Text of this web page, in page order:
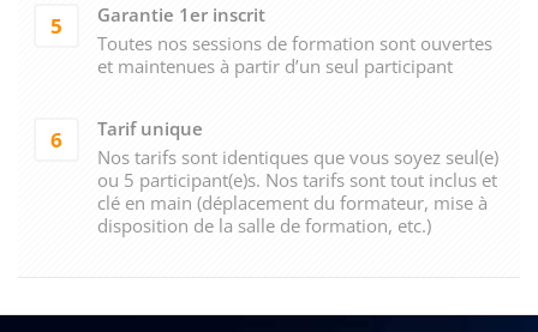
5
Garantie 1er inscrit
Toutes nos sessions de formation sont ouvertes
et maintenues à partir d’un seul participant
6
Tarif unique
Nos tarifs sont identiques que vous soyez seul(e)
ou 5 participant(e)s. Nos tarifs sont tout inclus et
clé en main (déplacement du formateur, mise à
disposition de la salle de formation, etc.)